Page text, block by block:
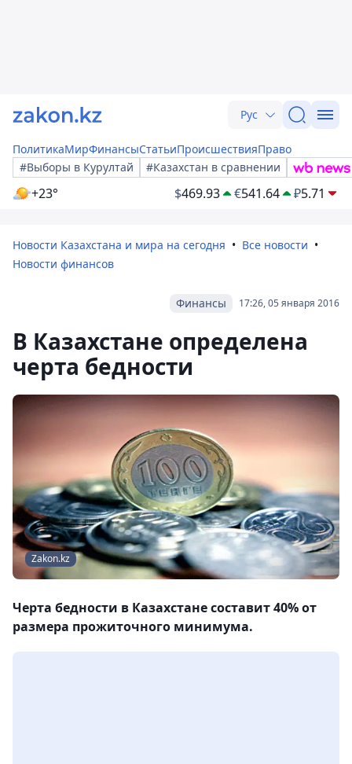
Рус
ПолитикаМирФинансыСтатьиПроисшествияПраво
#Выборы в Курултай
#Казахстан в сравнении
+23° $469.93 €541.64 ₽5.71
Новости Казахстана и мира на сегодня
Все новости
Новости финансов
17:26, 05 января 2016
Финансы
В Казахстане определена
черта бедности
Zakon.kz
Черта бедности в Казахстане составит 40% от
размера прожиточного минимума.